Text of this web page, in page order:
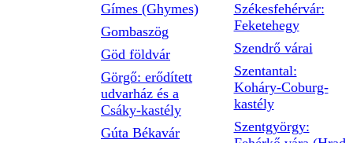
Gímes (Ghymes)
Gombaszög
Göd földvár
Görgő: erődített
udvarház és a
Csáky-kastély
Gúta Békavár
Székesfehérvár:
Feketehegy
Szendrő várai
Szentantal:
Koháry-Coburg-
kastély
Szentgyörgy: